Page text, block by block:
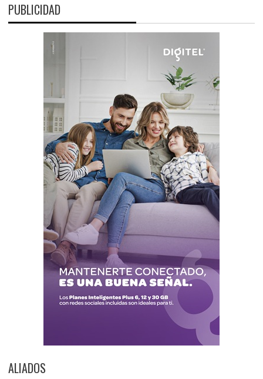
PUBLICIDAD
ALIADOS